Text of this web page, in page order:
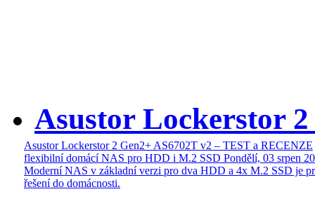
Asustor Lockerstor
Asustor Lockerstor 2 Gen2+ AS6702T v2 – TEST a RECENZE
flexibilní domácí NAS pro HDD i M.2 SSD Pondělí, 03 srpen
Moderní NAS v základní verzi pro dva HDD a 4x M.2 SSD je
řešení do domácnosti.